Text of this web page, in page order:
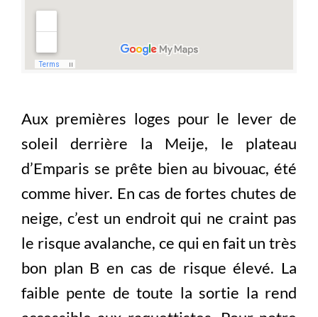
Aux premières loges pour le lever de
soleil derrière la Meije, le plateau
d’Emparis se prête bien au bivouac, été
comme hiver. En cas de fortes chutes de
neige, c’est un endroit qui ne craint pas
le risque avalanche, ce qui en fait un très
bon plan B en cas de risque élevé. La
faible pente de toute la sortie la rend